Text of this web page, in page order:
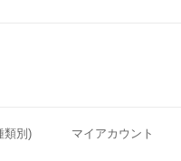
類別) マイアカウント